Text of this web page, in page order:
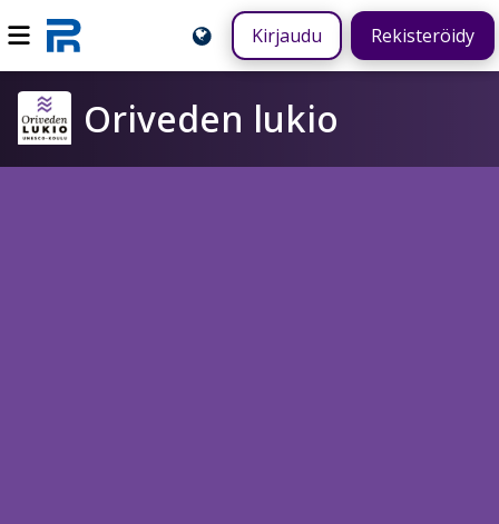
Kirjaudu Rekisteröidy
Oriveden lukio